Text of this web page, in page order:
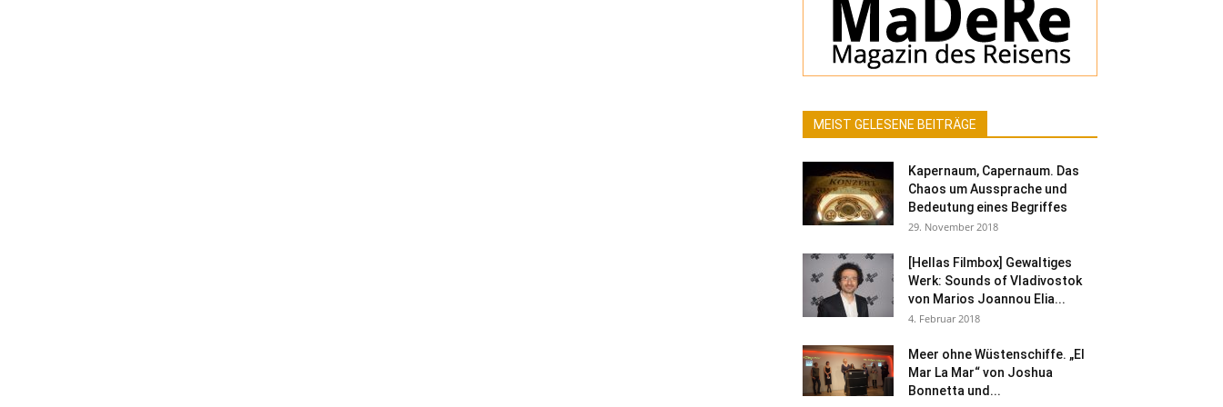
MEIST GELESENE BEITRÄGE
Kapernaum, Capernaum. Das
Chaos um Aussprache und
Bedeutung eines Begriffes
29. November 2018
[Hellas Filmbox] Gewaltiges
Werk: Sounds of Vladivostok
von Marios Joannou Elia...
4. Februar 2018
Meer ohne Wüstenschiffe. „El
Mar La Mar“ von Joshua
Bonnetta und...